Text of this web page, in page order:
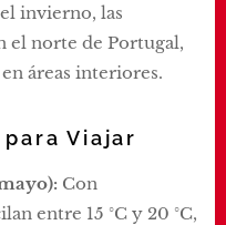
invierno, las
el norte de Portugal,
áreas interiores.
Viajar
Con
entre 15 °C y 20 °C,